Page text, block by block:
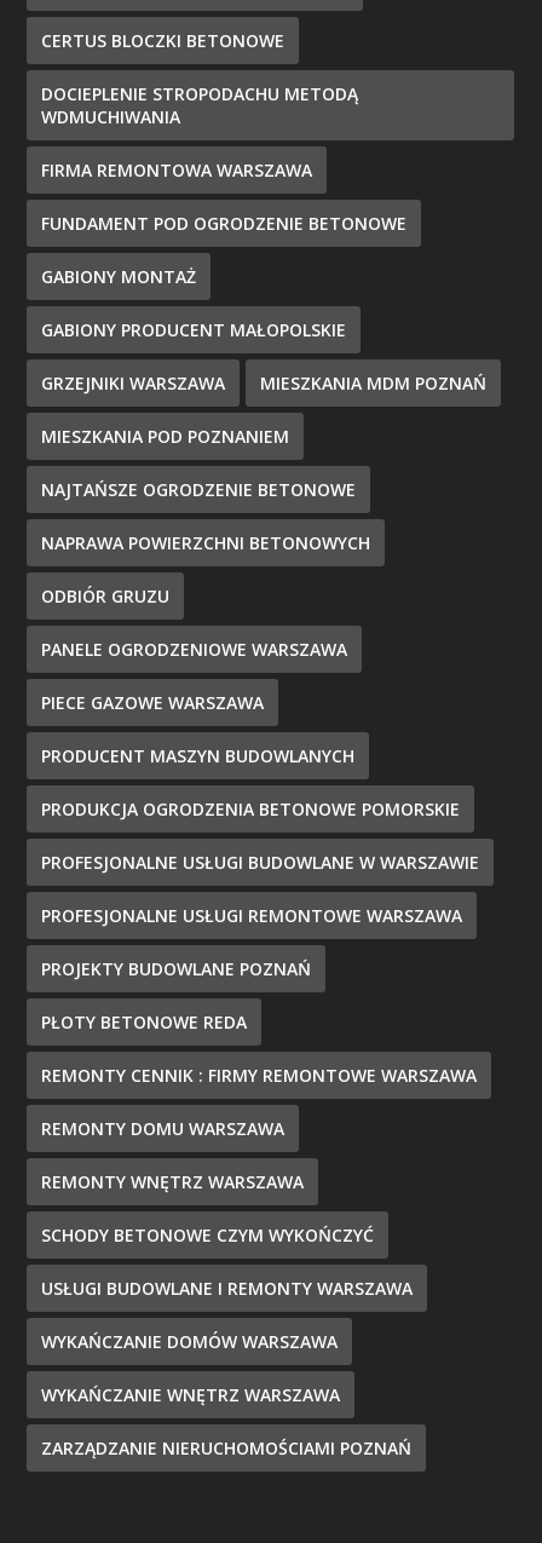
CERTUS BLOCZKI BETONOWE
DOCIEPLENIE STROPODACHU METODĄ
WDMUCHIWANIA
FIRMA REMONTOWA WARSZAWA
FUNDAMENT POD OGRODZENIE BETONOWE
GABIONY MONTAŻ
GABIONY PRODUCENT MAŁOPOLSKIE
GRZEJNIKI WARSZAWA MIESZKANIA MDM POZNAŃ
MIESZKANIA POD POZNANIEM
NAJTAŃSZE OGRODZENIE BETONOWE
NAPRAWA POWIERZCHNI BETONOWYCH
ODBIÓR GRUZU
PANELE OGRODZENIOWE WARSZAWA
PIECE GAZOWE WARSZAWA
PRODUCENT MASZYN BUDOWLANYCH
PRODUKCJA OGRODZENIA BETONOWE POMORSKIE
PROFESJONALNE USŁUGI BUDOWLANE W WARSZAWIE
PROFESJONALNE USŁUGI REMONTOWE WARSZAWA
PROJEKTY BUDOWLANE POZNAŃ
PŁOTY BETONOWE REDA
REMONTY CENNIK : FIRMY REMONTOWE WARSZAWA
REMONTY DOMU WARSZAWA
REMONTY WNĘTRZ WARSZAWA
SCHODY BETONOWE CZYM WYKOŃCZYĆ
USŁUGI BUDOWLANE I REMONTY WARSZAWA
WYKAŃCZANIE DOMÓW WARSZAWA
WYKAŃCZANIE WNĘTRZ WARSZAWA
ZARZĄDZANIE NIERUCHOMOŚCIAMI POZNAŃ